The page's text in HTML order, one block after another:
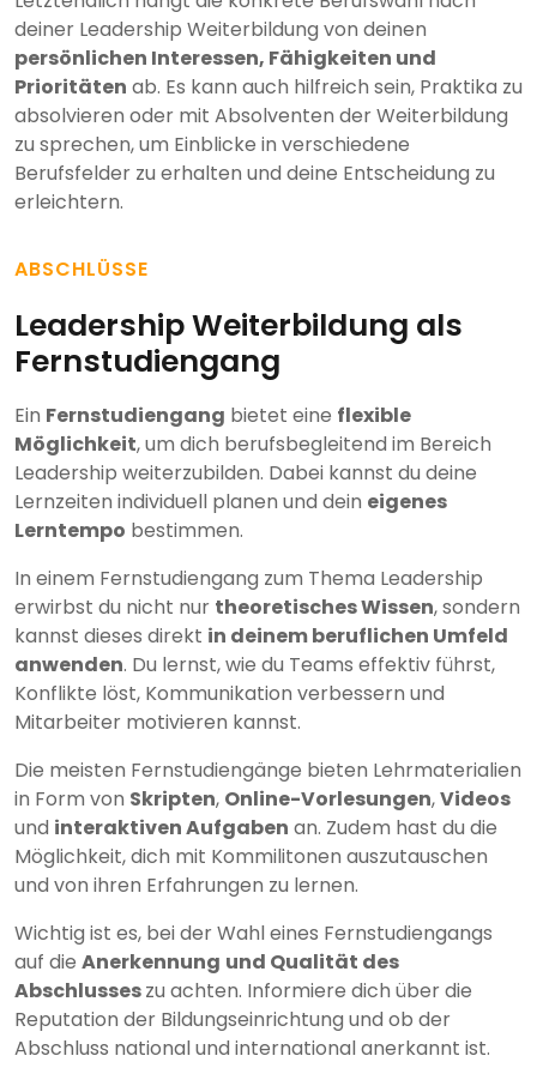
deiner Leadership Weiterbildung von deinen
persönlichen Interessen, Fähigkeiten und
Prioritäten ab. Es kann auch hilfreich sein, Praktika zu
absolvieren oder mit Absolventen der Weiterbildung
zu sprechen, um Einblicke in verschiedene
Berufsfelder zu erhalten und deine Entscheidung zu
erleichtern.
ABSCHLÜSSE
Leadership Weiterbildung als
Fernstudiengang
Ein Fernstudiengang bietet eine flexible
Möglichkeit, um dich berufsbegleitend im Bereich
Leadership weiterzubilden. Dabei kannst du deine
Lernzeiten individuell planen und dein eigenes
Lerntempo bestimmen.
In einem Fernstudiengang zum Thema Leadership
erwirbst du nicht nur theoretisches Wissen, sondern
kannst dieses direkt in deinem beruflichen Umfeld
anwenden. Du lernst, wie du Teams effektiv führst,
Konflikte löst, Kommunikation verbessern und
Mitarbeiter motivieren kannst.
Die meisten Fernstudiengänge bieten Lehrmaterialien
in Form von Skripten, Online-Vorlesungen,Videos
und interaktiven Aufgaben an. Zudem hast du die
Möglichkeit, dich mit Kommilitonen auszutauschen
und von ihren Erfahrungen zu lernen.
Wichtig ist es, bei der Wahl eines Fernstudiengangs
auf die Anerkennung und Qualität des
Abschlusseszu achten. Informiere dich über die
Reputation der Bildungseinrichtung und ob der
Abschluss national und international anerkannt ist.